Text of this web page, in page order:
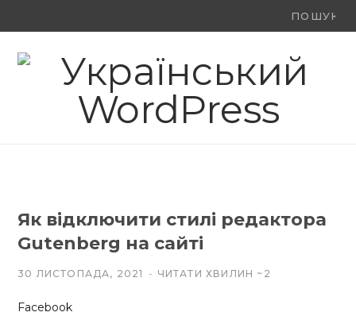
Ви
F
o
X
(
t
Y
o
e
Як відключити стилі редактора
Gutenberg на сайті
30 ЛИСТОПАДА, 2021 ЧИТАТИ ХВИЛИН ~2
Facebook